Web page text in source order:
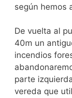
según hemos
De vuelta al
40m un
incendios
parte
vereda que